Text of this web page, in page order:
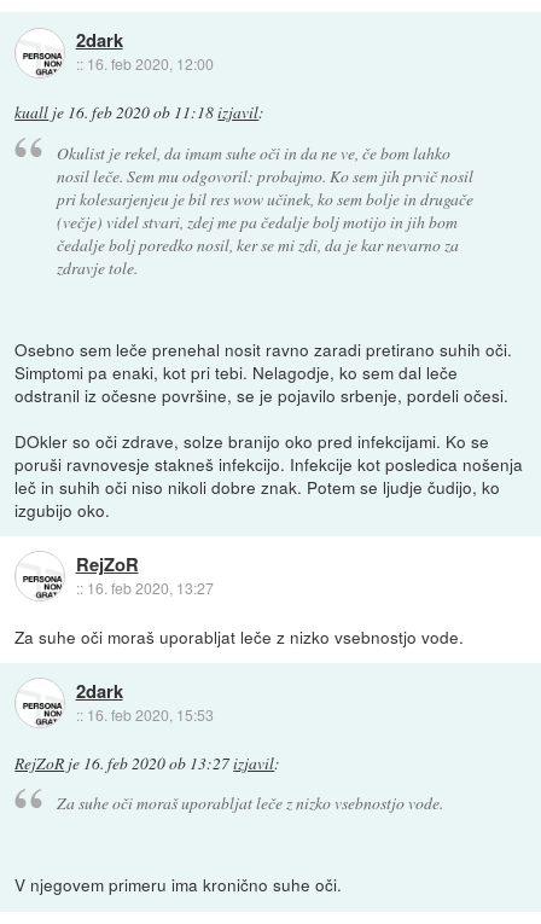
2dark
:: 16. feb 2020, 12:00
kuall je 16. feb 2020 ob 11:18izjavil:
Okulist je rekel, da imam suhe oči in da ne ve, če bom lahko
nosil leče. Sem mu odgovoril: probajmo. Ko sem jih prvič nosil
pri kolesarjenjeu je bil res wow učinek, ko sem bolje in drugače
(večje) videl stvari, zdej me pa čedalje bolj motijo in jih bom
čedalje bolj poredko nosil, ker se mi zdi, da je kar nevarno za
zdravje tole.
Osebno sem leče prenehal nosit ravno zaradi pretirano suhih oči.
Simptomi pa enaki, kot pri tebi. Nelagodje, ko sem dal leče
odstranil iz očesne površine, se je pojavilo srbenje, pordeli očesi.
DOkler so oči zdrave, solze branijo oko pred infekcijami. Ko se
poruši ravnovesje stakneš infekcijo. Infekcije kot posledica nošenja
leč in suhih oči niso nikoli dobre znak. Potem se ljudje čudijo, ko
izgubijo oko.
RejZoR
:: 16. feb 2020, 13:27
Za suhe oči moraš uporabljat leče z nizko vsebnostjo vode.
2dark
:: 16. feb 2020, 15:53
RejZoR je 16. feb 2020 ob 13:27izjavil:
Za suhe oči moraš uporabljat leče z nizko vsebnostjo vode.
V njegovem primeru ima kronično suhe oči.